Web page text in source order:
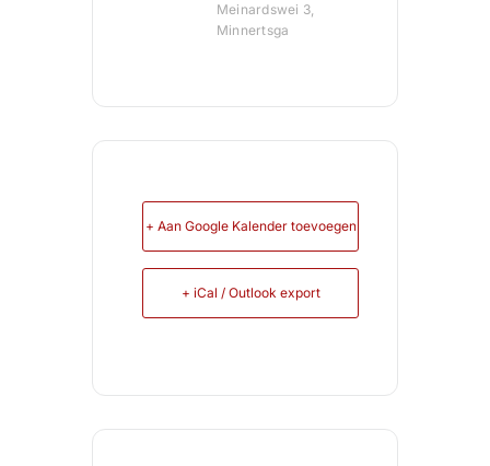
Meinardswei 3,
Minnertsga
+ Aan Google Kalender toevoegen
+ iCal / Outlook export